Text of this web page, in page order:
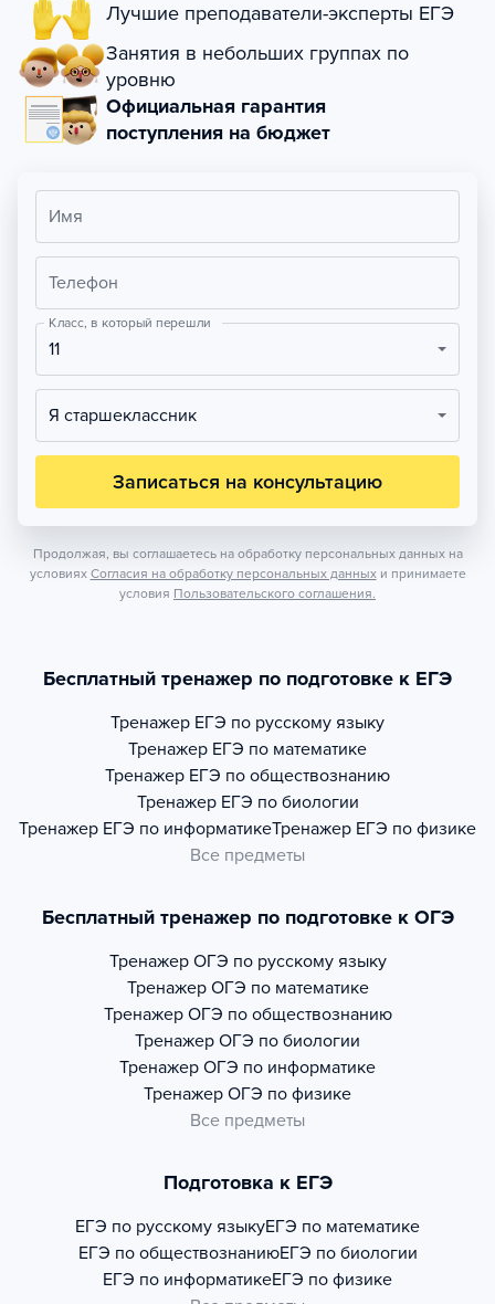
Лучшие преподаватели-эксперты ЕГЭ
Занятия в небольших группах по
уровню
Официальная гарантия
поступления на бюджет
Имя
Телефон
Класс, в который перешли
11
Я старшеклассник
Записаться на консультацию
Продолжая, вы соглашаетесь на обработку персональных данных на
условиях Согласия на обработку персональных данных и принимаете
условия Пользовательского соглашения.
Бесплатный тренажер по подготовке к ЕГЭ
Тренажер ЕГЭ по русскому языку
Тренажер ЕГЭ по математике
Тренажер ЕГЭ по обществознанию
Тренажер ЕГЭ по биологии
Тренажер ЕГЭ по информатикеТренажер ЕГЭ по физике
Все предметы
Бесплатный тренажер по подготовке к ОГЭ
Тренажер ОГЭ по русскому языку
Тренажер ОГЭ по математике
Тренажер ОГЭ по обществознанию
Тренажер ОГЭ по биологии
Тренажер ОГЭ по информатике
Тренажер ОГЭ по физике
Все предметы
Подготовка к ЕГЭ
ЕГЭ по русскому языкуЕГЭ по математике
ЕГЭ по обществознаниюЕГЭ по биологии
ЕГЭ по информатикеЕГЭ по физике